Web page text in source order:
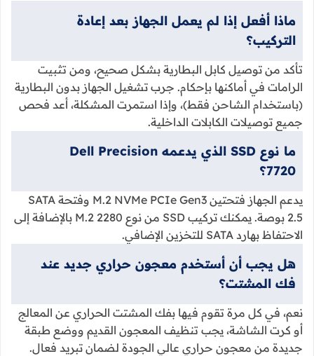
ماذا أفعل إذا لم يعمل الجهاز بعد إعادة
التركيب؟
تأكد من توصيل كابل البطارية بشكل صحيح، ومن تثبيت
الرامات في أماكنها بإحكام. جرب تشغيل الجهاز بدون البطارية
(باستخدام الشاحن فقط)، وإذا استمرت المشكلة، أعد فحص
جميع توصيلات الكابلات الداخلية.
ما نوع SSD الذي يدعمه Dell Precision
7720؟
يدعم الجهاز فتحتين M.2 NVMe PCIe Gen3 وفتحة SATA
2.5 بوصة. يمكنك تركيب SSD من نوع M.2 2280 بالإضافة إلى
الاحتفاظ بهارد SATA للتخزين الإضافي.
هل يجب أن أستخدم معجون حراري جديد عند
فك المشتت؟
نعم، في كل مرة تقوم فيها بفك المشتت الحراري عن المعالج
أو كرت الشاشة، يجب تنظيف المعجون القديم ووضع طبقة
جديدة من معجون حراري عالي الجودة لضمان تبريد فعال.